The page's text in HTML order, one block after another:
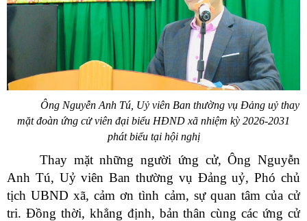
Ông Nguyễn Anh Tú, Uỷ viên Ban thường vụ Đảng uỷ thay
mặt đoàn ứng cử viên đại biểu HĐND xã nhiệm kỳ 2026-2031
phát biểu tại hội nghị
Thay mặt những người ứng cử, Ông Nguyễn
Anh Tú, Uỷ viên Ban thường vụ Đảng uỷ, Phó chủ
tịch UBND xã, cảm ơn tình cảm, sự quan tâm của cử
tri. Đồng thời, khẳng định, bản thân cùng các ứng cử